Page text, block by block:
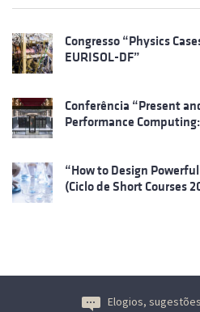
Congresso “Physics
EURISOL-DF”
Conferência “Present
Performance
“How to Design
(Ciclo de Short Courses
Elogios,